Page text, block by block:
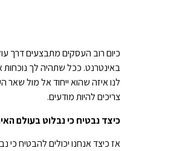
כיום רוב העסקים מתבצעים דרך
באינטרנט. ככל שתהיה לך נוכחות
לנו איזה שהוא ייחוד אל מול שאר
צריכים להיות מודעים.
כיצד נבטיח כי נבלוט בעולם
אז כיצד אנחנו יכולים להבטיח